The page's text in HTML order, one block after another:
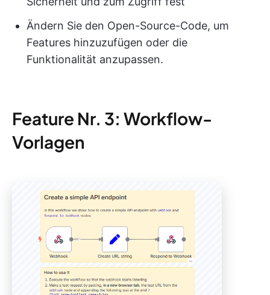
Ändern Sie den Open-Source-Code, um
Features hinzuzufügen oder die
Funktionalität anzupassen.
Feature Nr. 3: Workflow-
Vorlagen